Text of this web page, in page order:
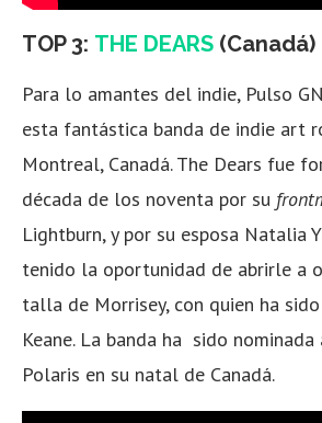
TOP 3: THE DEARS (Canadá)
Para lo amantes del indie, Pulso
esta fantástica banda de indie art
Montreal, Canadá. The Dears fue
década de los noventa por su
Lightburn, y por su esposa Natalia
tenido la oportunidad de abrirle a
talla de Morrisey, con quien ha
Keane. La banda ha sido
Polaris en su natal de Canadá.